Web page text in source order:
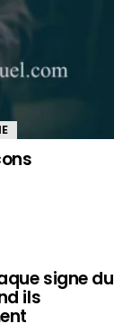
signe du
ils